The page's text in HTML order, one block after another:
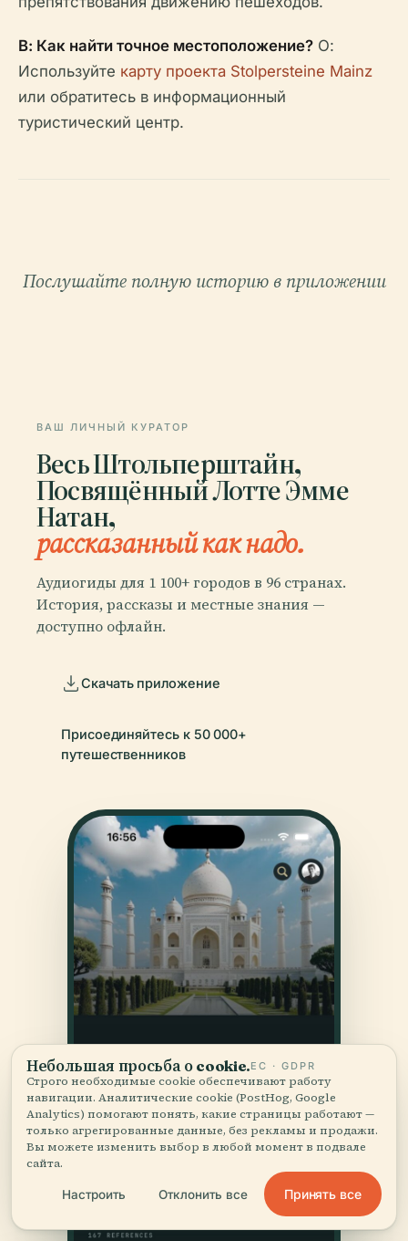
В: Как найти точное местоположение? О:
Используйте карту проекта Stolpersteine Mainz
или обратитесь в информационный
туристический центр.
Послушайте полную историю в приложении
ВАШ ЛИЧНЫЙ КУРАТОР
Весь Штольперштайн,
Посвящённый Лотте Эмме
Натан,
рассказанный как надо.
Аудиогиды для 1 100+ городов в 96 странах.
История, рассказы и местные знания —
доступно офлайн.
Скачать приложение
Присоединяйтесь к 50 000+
путешественников
Небольшая просьба о cookie.ЕС · GDPR
Строго необходимые cookie обеспечивают работу
навигации. Аналитические cookie (PostHog, Google
Analytics) помогают понять, какие страницы работают —
только агрегированные данные, без рекламы и продажи.
Вы можете изменить выбор в любой момент в подвале
сайта.
Настроить Отклонить все Принять все